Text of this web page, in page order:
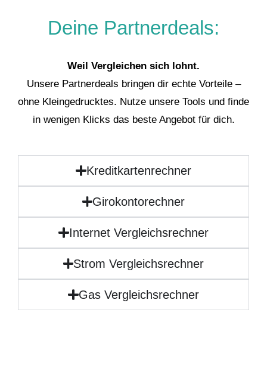
Deine Partnerdeals:
Weil Vergleichen sich lohnt.
Unsere Partnerdeals bringen dir echte Vorteile –
ohne Kleingedrucktes. Nutze unsere Tools und finde
in wenigen Klicks das beste Angebot für dich.
Kreditkartenrechner
Girokontorechner
Internet Vergleichsrechner
Strom Vergleichsrechner
Gas Vergleichsrechner